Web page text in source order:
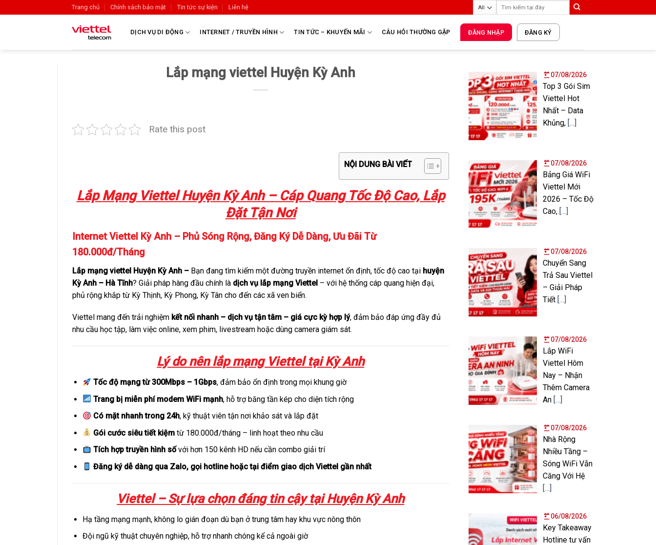
Trang chủ Chính sách bảo mật Tin tức sự kiện Liên hệ
DỊCH VỤ DI ĐỘNG INTERNET / TRUYỀN HÌNH TIN TỨC – KHUYẾN MÃI CÂU HỎI THƯỜNG GẶP ĐĂNG NHẬP ĐĂNG KÝ
07/08/2026
Top 3 Gói Sim
Viettel Hot
Nhất – Data
Khủng, […]
07/08/2026
Bảng Giá WiFi
Viettel Mới
2026 – Tốc Độ
Cao, […]
07/08/2026
Chuyển Sang
Trả Sau Viettel
– Giải Pháp
Tiết […]
07/08/2026
Lắp WiFi
Viettel Hôm
Nay – Nhận
Thêm Camera
An […]
07/08/2026
Nhà Rộng
Nhiều Tầng –
Sóng WiFi Vẫn
Căng Với Hệ
[…]
06/08/2026
Key Takeaway
Hotline tư vấn
Lắp mạng viettel Huyện Kỳ Anh
Rate this post
NỘI DUNG BÀI VIẾT
Lắp Mạng Viettel Huyện Kỳ Anh – Cáp Quang Tốc Độ Cao, Lắp
Đặt Tận Nơi
Internet Viettel Kỳ Anh – Phủ Sóng Rộng, Đăng Ký Dễ Dàng, Ưu Đãi Từ
180.000đ/Tháng
Lắp mạng viettel Huyện Kỳ Anh – Bạn đang tìm kiếm một đường truyền internet ổn định, tốc độ cao tại huyện
Kỳ Anh – Hà Tĩnh? Giải pháp hàng đầu chính là dịch vụ lắp mạng Viettel – với hệ thống cáp quang hiện đại,
phủ rộng khắp từ Kỳ Thịnh, Kỳ Phong, Kỳ Tân cho đến các xã ven biển.
Viettel mang đến trải nghiệm kết nối nhanh – dịch vụ tận tâm – giá cực kỳ hợp lý, đảm bảo đáp ứng đầy đủ
nhu cầu học tập, làm việc online, xem phim, livestream hoặc dùng camera giám sát.
Lý do nên lắp mạng Viettel tại Kỳ Anh
Tốc độ mạng từ 300Mbps – 1Gbps, đảm bảo ổn định trong mọi khung giờ
Trang bị miễn phí modem WiFi mạnh, hỗ trợ băng tần kép cho diện tích rộng
Có mặt nhanh trong 24h, kỹ thuật viên tận nơi khảo sát và lắp đặt
Gói cước siêu tiết kiệm từ 180.000đ/tháng – linh hoạt theo nhu cầu
Tích hợp truyền hình sốvới hơn 150 kênh HD nếu cần combo giải trí
Đăng ký dễ dàng qua Zalo, gọi hotline hoặc tại điểm giao dịch Viettel gần nhất
Viettel – Sự lựa chọn đáng tin cậy tại Huyện Kỳ Anh
Hạ tầng mạng mạnh, không lo gián đoạn dù bạn ở trung tâm hay khu vực nông thôn
Đội ngũ kỹ thuật chuyên nghiệp, hỗ trợ nhanh chóng kể cả ngoài giờ